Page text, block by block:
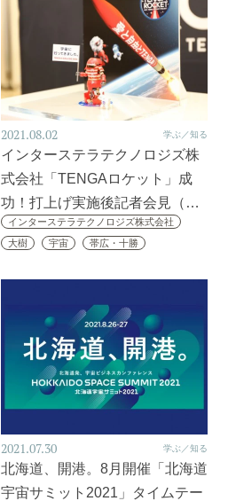
2021.08.02 学ぶ／知る
インターステラテクノロジズ株
式会社「TENGAロケット」成
功！打上げ実施後記者会見（…
インターステラテクノロジズ株式会社
大樹
宇宙 帯広・十勝
2021.07.30 学ぶ／知る
北海道、開港。8月開催「北海道
宇宙サミット2021」タイムテー